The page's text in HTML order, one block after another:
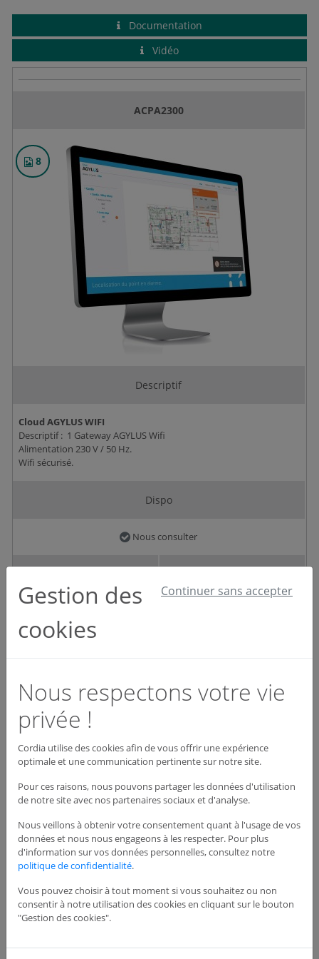
Documentation
Vidéo
ACPA2300
8
Descriptif
Cloud AGYLUS WIFI
Descriptif : 1 Gateway AGYLUS Wifi
Alimentation 230 V / 50 Hz.
Wifi sécurisé.
Dispo
Nous consulter
8
Gestion des
cookies
Continuer sans accepter
Nous respectons votre vie
privée !
Cordia utilise des cookies afin de vous offrir une expérience
optimale et une communication pertinente sur notre site.
Pour ces raisons, nous pouvons partager les données d'utilisation
de notre site avec nos partenaires sociaux et d'analyse.
Nous veillons à obtenir votre consentement quant à l'usage de vos
données et nous nous engageons à les respecter. Pour plus
d'information sur vos données personnelles, consultez notre
politique de confidentialité.
Vous pouvez choisir à tout moment si vous souhaitez ou non
consentir à notre utilisation des cookies en cliquant sur le bouton
"Gestion des cookies".